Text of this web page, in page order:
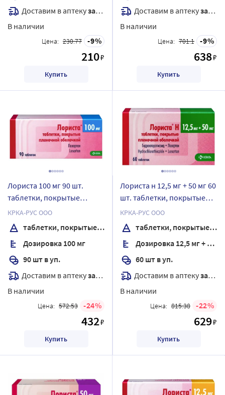
Доставим в аптекузавтра
В наличии
Цена: 230.77 9
210₽
Купить
Доставим в аптекузавтра
В наличии
Цена: 701.1 9
638₽
Купить
Лориста 100 мг 90 шт.
таблетки, покрытые
пленочной оболочкой
КРКА-РУС ООО
таблетки, покрытые пленочной оболочкой
Дозировка 100 мг
90 шт в уп.
Доставим в аптекузавтра
В наличии
Цена: 572.53 24
432₽
Купить
Лориста н 12,5 мг + 50 мг 60
шт. таблетки, покрытые
пленочной оболочкой
КРКА-РУС ООО
таблетки, покрытые пленочной оболочкой
Дозировка 12,5 мг + 50 мг
60 шт в уп.
Доставим в аптекузавтра
В наличии
Цена: 815.38 22
629₽
Купить